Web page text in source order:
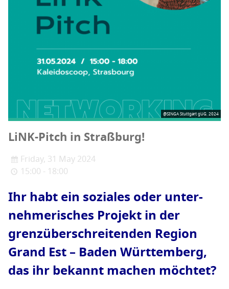
@SINGA Stuttgart gUG, 2024
LiNK-Pitch in Straßburg!
Friday, 31 May 2024
15:00 - 18:00
Ihr habt ein sozia­les oder unter­
neh­me­ri­sches Pro­jekt in der
grenz­über­schrei­ten­den Regi­on
Grand Est – Baden Würt­tem­berg,
das ihr bekannt machen möchtet?